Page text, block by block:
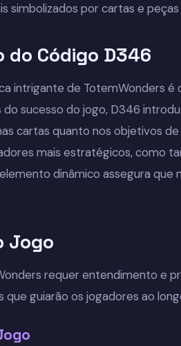
simbolizados por cartas e
do Código D346
intrigante de TotemWonders
sucesso do jogo, D346
cartas quanto nos objetivos
mais estratégicos, como
dinâmico assegura que
Jogo
requer entendimento e
que guiarão os jogadores ao